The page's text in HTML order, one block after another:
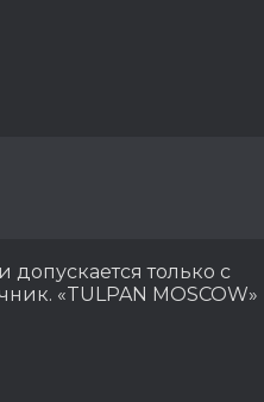
только с
«TULPAN MOSCOW»